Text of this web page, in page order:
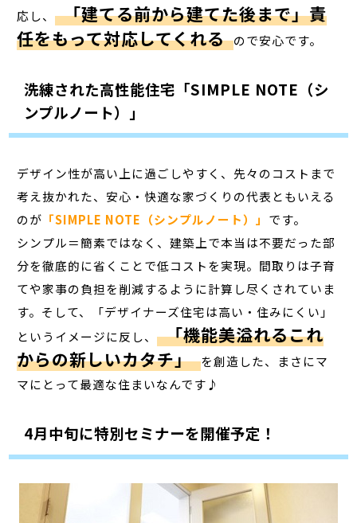
応し、 「建てる前から建てた後まで」責
任をもって対応してくれる ので安心です。
洗練された高性能住宅「SIMPLE NOTE（シ
ンプルノート）」
デザイン性が高い上に過ごしやすく、先々のコストまで
考え抜かれた、安心・快適な家づくりの代表ともいえる
のが 「SIMPLE NOTE（シンプルノート）」 です。
シンプル＝簡素ではなく、建築上で本当は不要だった部
分を徹底的に省くことで低コストを実現。間取りは子育
てや家事の負担を削減するように計算し尽くされていま
す。そして、「デザイナーズ住宅は高い・住みにくい」
というイメージに反し、 「機能美溢れるこれ
からの新しいカタチ」 を創造した、まさにマ
マにとって最適な住まいなんです♪
4月中旬に特別セミナーを開催予定！